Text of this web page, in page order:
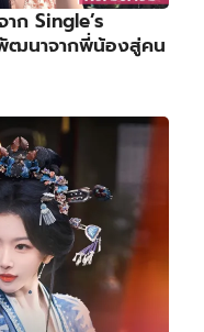
ก Single’s
ฒนาจากพี่น้องสู่คน